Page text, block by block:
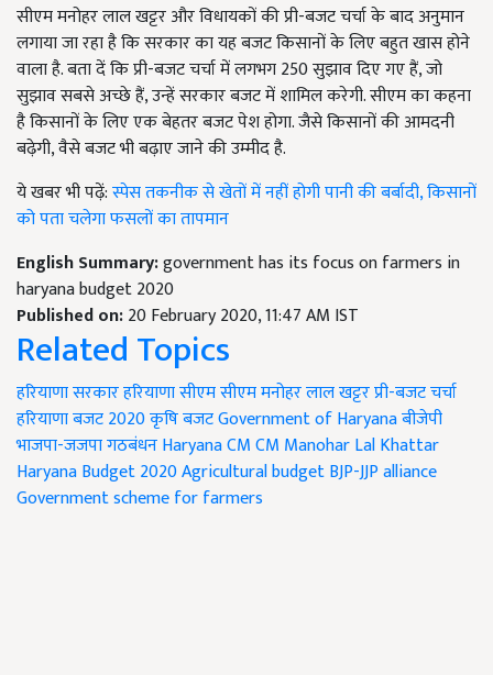
सीएम मनोहर लाल खट्टर और विधायकों की प्री-बजट चर्चा के बाद अनुमान
लगाया जा रहा है कि सरकार का यह बजट किसानों के लिए बहुत खास होने
वाला है. बता दें कि प्री-बजट चर्चा में लगभग 250 सुझाव दिए गए हैं, जो
सुझाव सबसे अच्छे हैं, उन्हें सरकार बजट में शामिल करेगी. सीएम का कहना
है किसानों के लिए एक बेहतर बजट पेश होगा. जैसे किसानों की आमदनी
बढ़ेगी, वैसे बजट भी बढ़ाए जाने की उम्मीद है.
ये खबर भी पढ़ें:स्पेस तकनीक से खेतों में नहीं होगी पानी की बर्बादी, किसानों
को पता चलेगा फसलों का तापमान
English Summary:government has its focus on farmers in
haryana budget 2020
Published on:20 February 2020, 11:47 AM IST
Related Topics
हरियाणा सरकारहरियाणा सीएमसीएम मनोहर लाल खट्टरप्री-बजट चर्चा
हरियाणा बजट 2020कृषि बजटGovernment of Haryanaबीजेपी
भाजपा-जजपा गठबंधनHaryana CMCM Manohar Lal Khattar
Haryana Budget 2020Agricultural budgetBJP-JJP alliance
Government scheme for farmers